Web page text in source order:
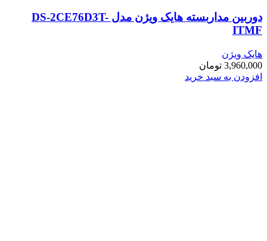
دوربین مداربسته هایک ویژن مدل DS-2CE76D3T-
ITMF
هایک ویژن
3,960,000 تومان
افزودن به سبد خرید